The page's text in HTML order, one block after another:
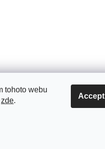
tohoto webu
zde.
Accept